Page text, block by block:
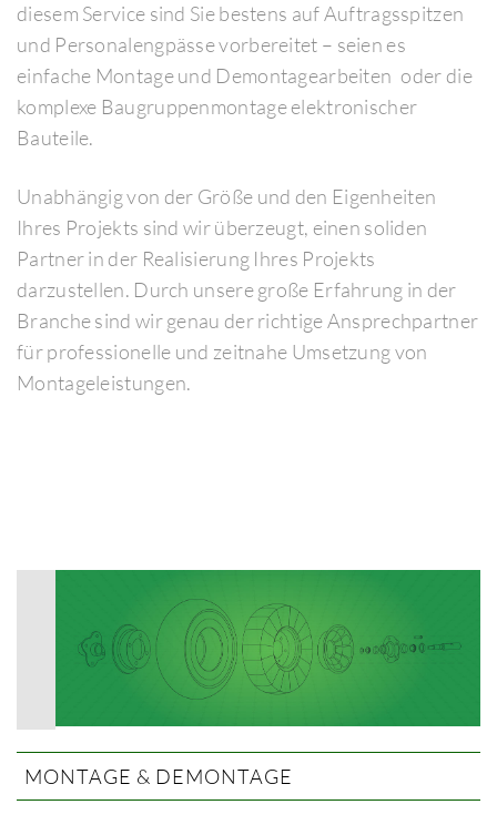
diesem Service sind Sie bestens auf Auftragsspitzen
und Personalengpässe vorbereitet – seien es
einfache Montage und Demontagearbeiten oder die
komplexe Baugruppenmontage elektronischer
Bauteile.
Unabhängig von der Größe und den Eigenheiten
Ihres Projekts sind wir überzeugt, einen soliden
Partner in der Realisierung Ihres Projekts
darzustellen. Durch unsere große Erfahrung in der
Branche sind wir genau der richtige Ansprechpartner
für professionelle und zeitnahe Umsetzung von
Montageleistungen.
MONTAGE & DEMONTAGE